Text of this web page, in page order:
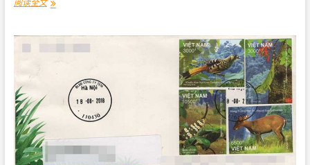
阅读全文越
首